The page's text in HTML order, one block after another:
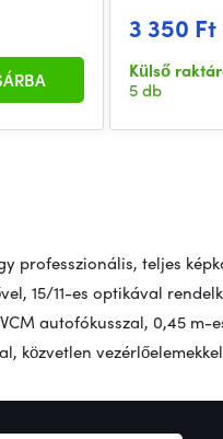
3 350 Ft
Külső
5 db
professzionális, teljes
15/11-es optikával
autofókusszal, 0,45
közvetlen